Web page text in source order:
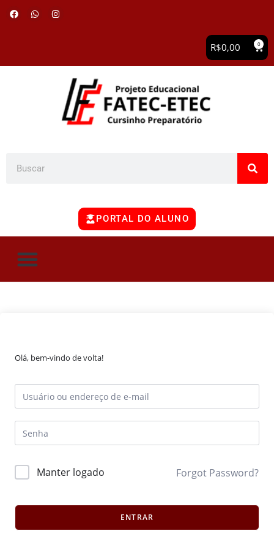
R$0,00 0
PORTAL DO ALUNO
Olá, bem-vindo de volta!
Manter logado Forgot Password?
ENTRAR